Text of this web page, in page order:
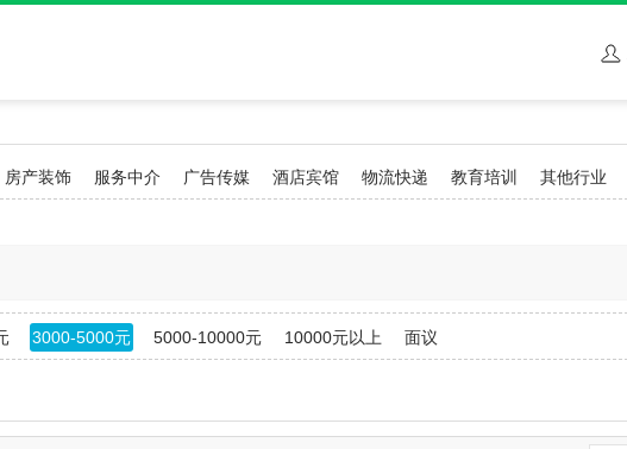
房产装饰 服务中介 广告传媒 酒店宾馆 物流快递 教育培训 其他行业
3000-5000元 5000-10000元 10000元以上 面议